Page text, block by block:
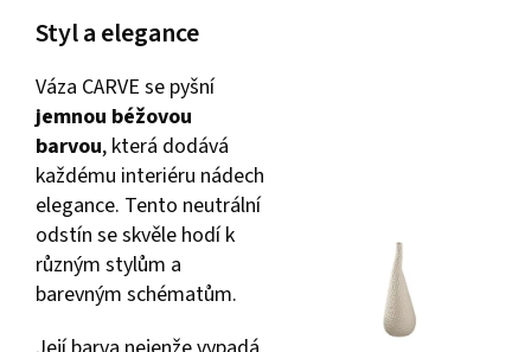
Styl a elegance
Váza CARVE se pyšní
jemnou béžovou
barvou, která dodává
každému interiéru nádech
elegance. Tento neutrální
odstín se skvěle hodí k
různým stylům a
barevným schématům.